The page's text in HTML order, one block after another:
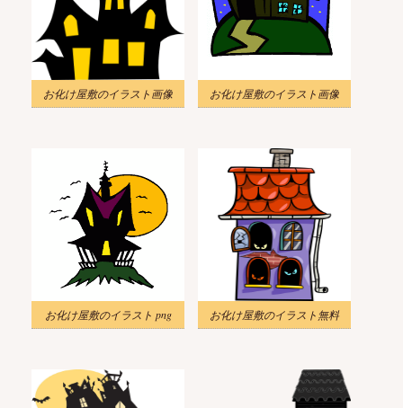
お化け屋敷のイラスト画像 お化け屋敷のイラスト画像
お化け屋敷のイラスト png お化け屋敷のイラスト無料